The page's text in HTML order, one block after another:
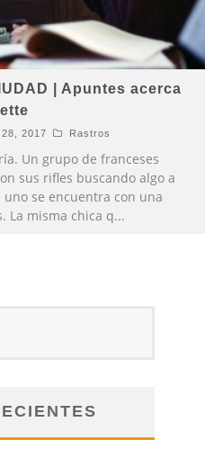
| Apuntes acerca
2017 Rastros
Un grupo de franceses
sus rifles buscando algo a
se encuentra con una
La misma chica q...